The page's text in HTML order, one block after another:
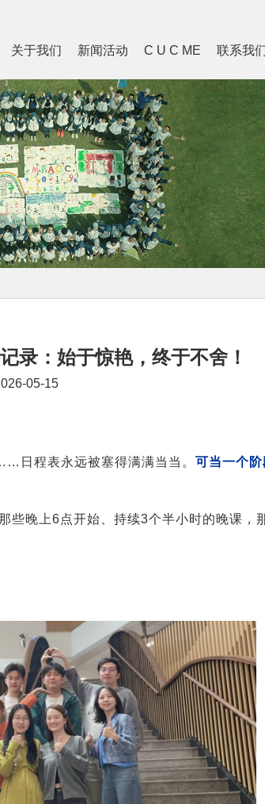
关于我们 新闻活动 C U C ME 联系我
录：始于惊艳，终于不舍！
05-15
日程表永远被塞得满满当当。 可当一个
些晚上6点开始、持续3个半小时的晚课，